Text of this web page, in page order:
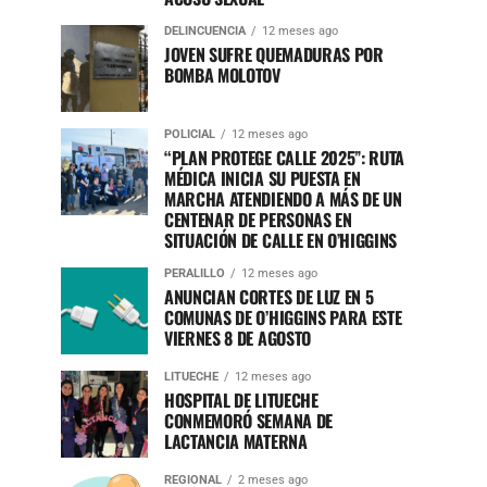
DELINCUENCIA 12 meses ago
JOVEN SUFRE QUEMADURAS POR
BOMBA MOLOTOV
POLICIAL 12 meses ago
“PLAN PROTEGE CALLE 2025”: RUTA
MÉDICA INICIA SU PUESTA EN
MARCHA ATENDIENDO A MÁS DE UN
CENTENAR DE PERSONAS EN
SITUACIÓN DE CALLE EN O’HIGGINS
PERALILLO 12 meses ago
ANUNCIAN CORTES DE LUZ EN 5
COMUNAS DE O’HIGGINS PARA ESTE
VIERNES 8 DE AGOSTO
LITUECHE 12 meses ago
HOSPITAL DE LITUECHE
CONMEMORÓ SEMANA DE
LACTANCIA MATERNA
REGIONAL 2 meses ago